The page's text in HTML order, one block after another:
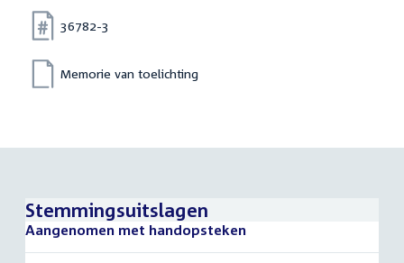
Nummer:
36782-3
Memorie van toelichting
Stemmingsuitslagen
Aangenomen met handopsteken